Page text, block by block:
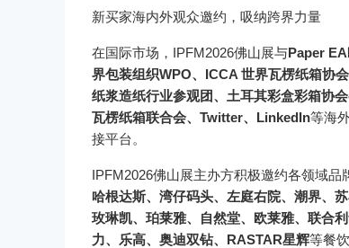
新买家海内外观众邀约，吸纳跨界力量
在国际市场，IPFM2026佛山展与Paper
界包装组织WPO、ICCA 世界瓦楞纸箱协
纸浆造纸行业参观团、土耳其彩盒彩箱协
瓦楞纸箱联合会、Twitter、LinkedIn等海
接平台。
IPFM2026佛山展主办方积极邀约各领域品
哈根达斯、湾仔码头、左庭右院、潮界、
玫琳凯、珀莱雅、自然堂、欧莱雅、联合
力、乐高、奥迪双钻、 RASTAR星辉等餐